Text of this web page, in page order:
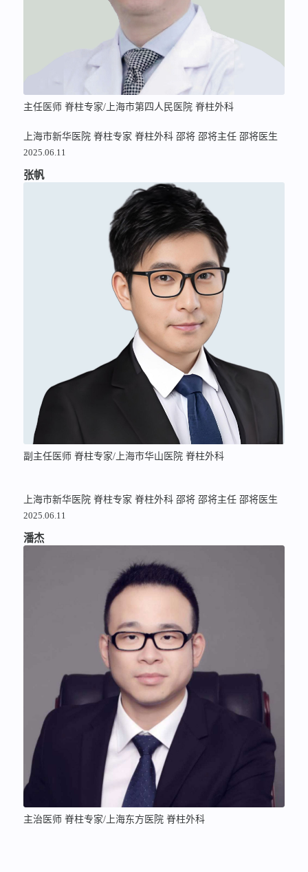
主任医师 脊柱专家/上海市第四人民医院 脊柱外科
上海市新华医院 脊柱专家 脊柱外科 邵将 邵将主任 邵将医生
2025.06.11
张帆
副主任医师 脊柱专家/上海市华山医院 脊柱外科
上海市新华医院 脊柱专家 脊柱外科 邵将 邵将主任 邵将医生
2025.06.11
潘杰
主治医师 脊柱专家/上海东方医院 脊柱外科